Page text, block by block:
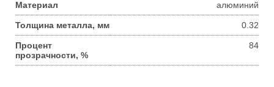
Материал алюминий
Толщина металла, мм 0.32
Процент
прозрачности, %
84